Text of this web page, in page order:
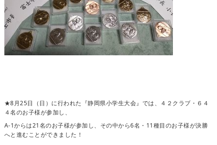
★8月25日（日）に行われた『静岡県小学生大会』では、４２クラブ・６４
４名のお子様が参加し、
A-1からは21名のお子様が参加し、その中から6名・11種目のお子様が決勝
へと進むことができました！